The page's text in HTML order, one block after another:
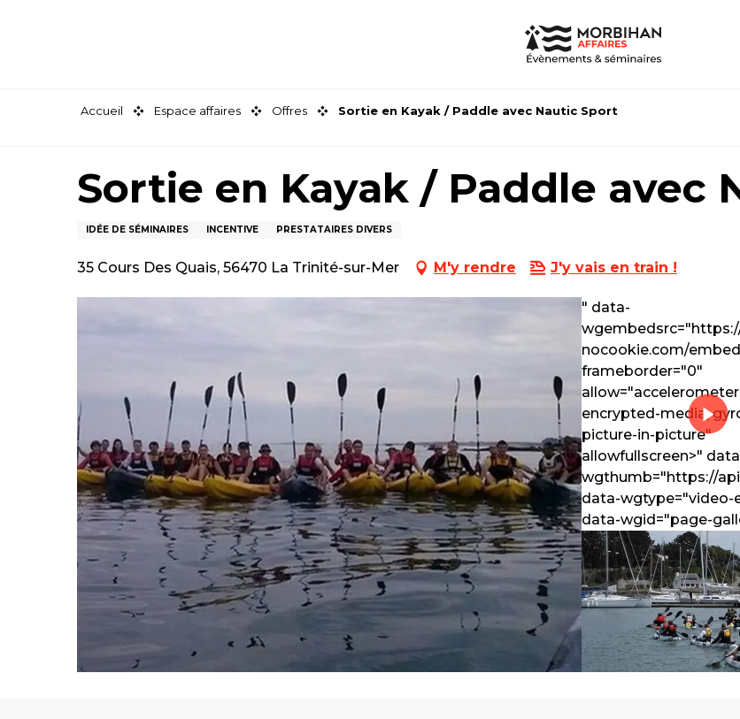
Accueil Espace affaires Offres Sortie en Kayak / Paddle avec Nautic Sport
Sortie en Kayak / Paddle avec
IDÉE DE SÉMINAIRES INCENTIVE PRESTATAIRES DIVERS
35 Cours Des Quais, 56470 La Trinité-sur-Mer M'y rendre J'y vais en train !
" data-
nocookie.com/
frameborder="0"
encrypted-media;
picture-in-picture"
allowfullscreen>"
wgthumb="https://
data-wgtype="video-
data-wgid="page-